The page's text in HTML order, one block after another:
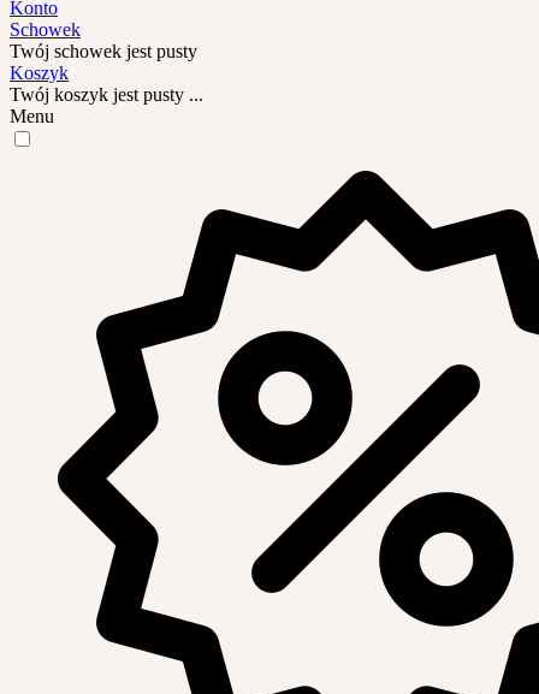
Konto
Schowek
Twój schowek jest pusty
Koszyk
Twój koszyk jest pusty ...
Menu